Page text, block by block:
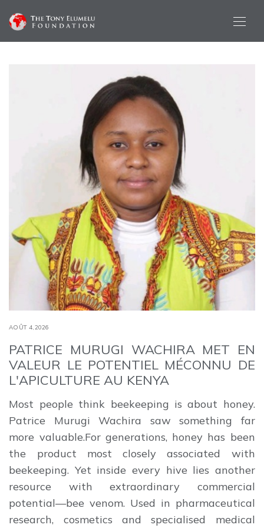
AOÛT 4,2026
PATRICE MURUGI WACHIRA MET EN
VALEUR LE POTENTIEL MÉCONNU DE
L'APICULTURE AU KENYA
Most people think beekeeping is about honey.
Patrice Murugi Wachira saw something far
more valuable.For generations, honey has been
the product most closely associated with
beekeeping. Yet inside every hive lies another
resource with extraordinary commercial
potential—bee venom. Used in pharmaceutical
research, cosmetics and specialised medical